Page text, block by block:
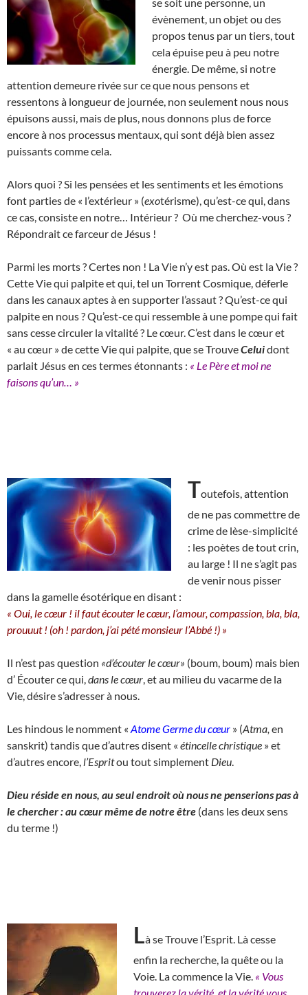
évènement, un objet ou des
propos tenus par un tiers, tout
cela épuise peu à peu notre
énergie. De même, si notre
attention demeure rivée sur ce que nous pensons et
ressentons à longueur de journée, non seulement nous nous
épuisons aussi, mais de plus, nous donnons plus de force
encore à nos processus mentaux, qui sont déjà bien assez
puissants comme cela.
Alors quoi ? Si les pensées et les sentiments et les émotions
font parties de « l’extérieur » (exotérisme), qu’est-ce qui, dans
ce cas, consiste en notre… Intérieur ? Où me cherchez-vous ?
Répondrait ce farceur de Jésus !
Parmi les morts ? Certes non ! La Vie n’y est pas. Où est la Vie ?
Cette Vie qui palpite et qui, tel un Torrent Cosmique, déferle
dans les canaux aptes à en supporter l’assaut ? Qu’est-ce qui
palpite en nous ? Qu’est-ce qui ressemble à une pompe qui fait
sans cesse circuler la vitalité ? Le cœur. C’est dans le cœur et
« au cœur » de cette Vie qui palpite, que se TrouveCeluidont
parlait Jésus en ces termes étonnants : « Le Père et moi ne
faisons qu’un… »
Toutefois, attention
de ne pas commettre de
crime de lèse-simplicité
: les poètes de tout crin,
au large ! Il ne s’agit pas
de venir nous pisser
dans la gamelle ésotérique en disant :
« Oui, le cœur ! il faut écouter le cœur, l’amour, compassion, bla, bla,
prouuut ! (oh ! pardon, j’ai pété monsieur l’Abbé !) »
Il n’est pas question «d’écouter le cœur» (boum, boum) mais bien
d’ Écouter ce qui, dans le cœur , et au milieu du vacarme de la
Vie, désire s’adresser à nous.
Les hindous le nomment « Atome Germe du cœur » (Atma, en
sanskrit) tandis que d’autres disent « étincelle christique » et
d’autres encore, l’Espritou tout simplement Dieu
Dieu réside en nous, au seul endroit où nous ne penserions pas à
le chercher : au cœur même de notre être (dans les deux sens
du terme !)
Là se Trouve l’Esprit. Là cesse
enfin la recherche, la quête ou la
Voie. La commence la Vie. « Vous
trouverez la vérité, et la vérité vous